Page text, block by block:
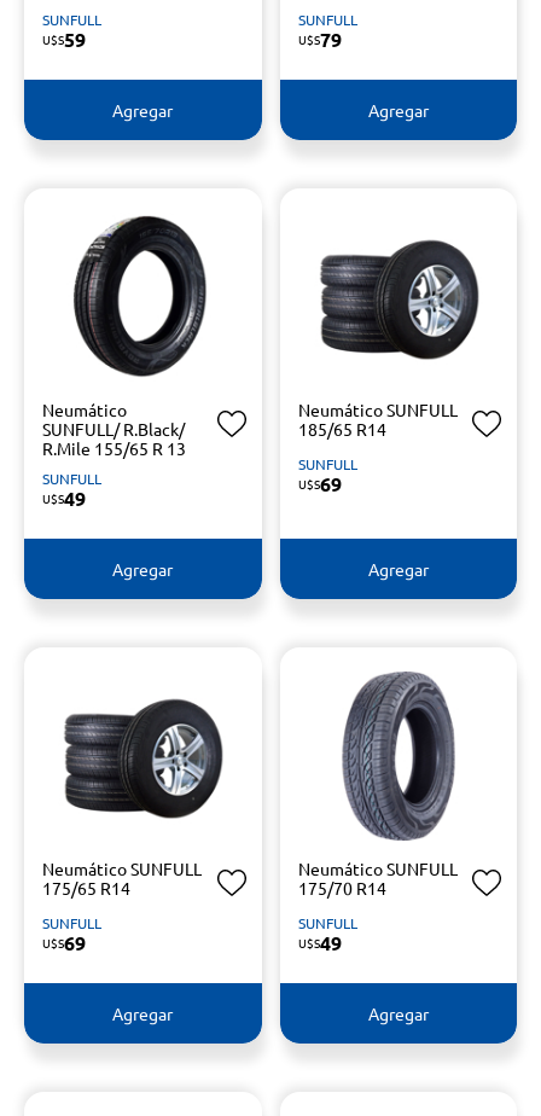
SUNFULL
U$S59
Agregar
SUNFULL
U$S79
Agregar
Neumático
SUNFULL/ R.Black/
R.Mile 155/65 R 13
SUNFULL
U$S49
Agregar
Neumático SUNFULL
185/65 R14
SUNFULL
U$S69
Agregar
Neumático SUNFULL
175/65 R14
SUNFULL
U$S69
Agregar
Neumático SUNFULL
175/70 R14
SUNFULL
U$S49
Agregar